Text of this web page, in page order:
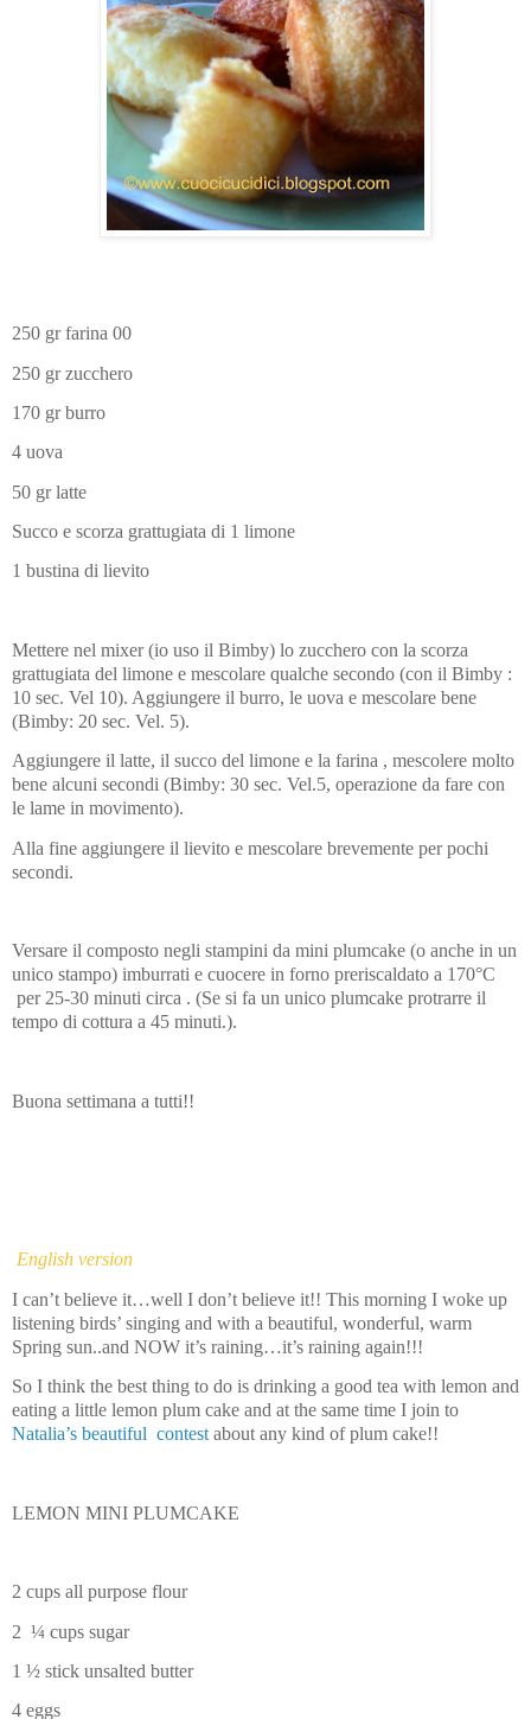
250 gr farina 00
250 gr zucchero
170 gr burro
4 uova
50 gr latte
Succo e scorza grattugiata di 1 limone
1 bustina di lievito
Mettere nel mixer (io uso il Bimby) lo zucchero con la scorza
grattugiata del limone e mescolare qualche secondo (con il Bimby :
10 sec. Vel 10). Aggiungere il burro, le uova e mescolare bene
(Bimby: 20 sec. Vel. 5).
Aggiungere il latte, il succo del limone e la farina , mescolere molto
bene alcuni secondi (Bimby: 30 sec. Vel.5, operazione da fare con
le lame in movimento).
Alla fine aggiungere il lievito e mescolare brevemente per pochi
secondi.
Versare il composto negli stampini da mini plumcake (o anche in un
unico stampo) imburrati e cuocere in forno preriscaldato a 170°C
per 25-30 minuti circa . (Se si fa un unico plumcake protrarre il
tempo di cottura a 45 minuti.).
Buona settimana a tutti!!
English version
I can’t believe it…well I don’t believe it!! This morning I woke up
listening birds’ singing and with a beautiful, wonderful, warm
Spring sun..and NOW it’s raining…it’s raining again!!!
So I think the best thing to do is drinking a good tea with lemon and
eating a little lemon plum cake and at the same time I join to
Natalia’s beautiful contest about any kind of plum cake!!
LEMON MINI PLUMCAKE
2 cups all purpose flour
2 ¼ cups sugar
1 ½ stick unsalted butter
4 eggs